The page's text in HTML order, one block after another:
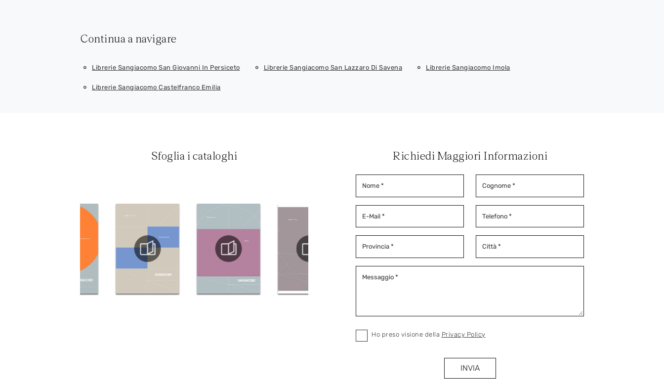
Continua a navigare
Librerie Sangiacomo San Giovanni In Persiceto Librerie Sangiacomo San Lazzaro Di Savena Librerie Sangiacomo Imola
Librerie Sangiacomo Castelfranco Emilia
Sfoglia i cataloghi Richiedi Maggiori Informazioni
Ho preso visione della Privacy Policy
INVIA